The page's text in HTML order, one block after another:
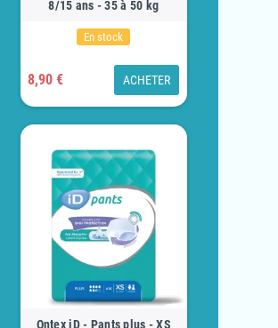
8/15 ans - 35 à 50 kg
En stock
8,90 € ACHETER
Ontex iD - Pants plus - XS